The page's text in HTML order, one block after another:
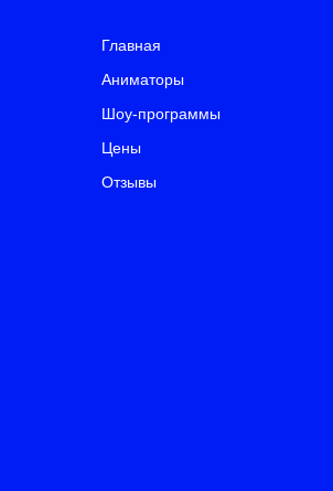
Главная
Аниматоры
Шоу-программы
Цены
Отзывы